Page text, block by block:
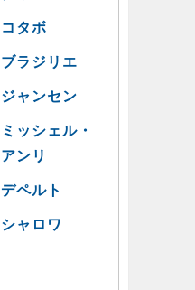
コタボ
ブラジリエ
ジャンセン
ミッシェル・
アンリ
デペルト
シャロワ